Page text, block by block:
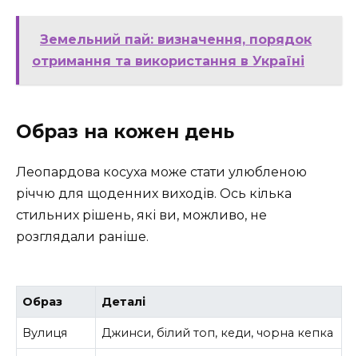
Земельний пай: визначення, порядок
отримання та використання в Україні
Образ на кожен день
Леопардова косуха може стати улюбленою
річчю для щоденних виходів. Ось кілька
стильних рішень, які ви, можливо, не
розглядали раніше.
Образ Деталі
Вулиця Джинси, білий топ, кеди, чорна кепка